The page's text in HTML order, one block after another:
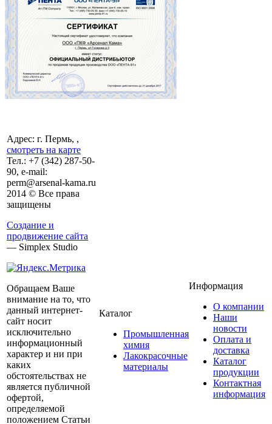
Адрес: г. Пермь, ,
смотреть на карте
Тел.: +7 (342) 287-50-
90, e-mail:
perm@arsenal-kama.ru
2014 © Все права
защищены
Создание и
продвижение сайта
— Simplex Studio
Обращаем Ваше
внимание на то, что
данный интернет-
сайт носит
исключительно
информационный
характер и ни при
каких
обстоятельствах не
является публичной
офертой,
определяемой
положением Статьи
Каталог
Промышленная
химия
Лакокрасочные
материалы
Информация
О компании
Наши
новости
Оплата и
доставка
Каталог
продукции
Контактная
информация